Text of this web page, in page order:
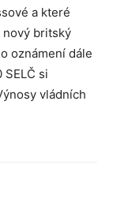
a které
nový britský
oznámení dále
si
vládních